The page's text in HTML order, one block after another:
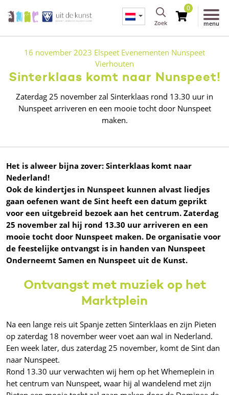
Zoek
0
menu
16 november 2023 Elspeet Evenementen Nunspeet
Vierhouten
Sinterklaas komt naar Nunspeet!
Zaterdag 25 november zal Sinterklaas rond 13.30 uur in
Nunspeet arriveren en een mooie tocht door Nunspeet
maken.
Het is alweer bijna zover: Sinterklaas komt naar
Nederland!
Ook de kindertjes in Nunspeet kunnen alvast liedjes
gaan oefenen want de Sint heeft een datum geprikt
voor een uitgebreid bezoek aan het centrum. Zaterdag
25 november zal hij rond 13.30 uur arriveren en een
mooie tocht door Nunspeet maken. De organisatie voor
de feestelijke ontvangst is in handen van Nunspeet
Onderneemt Samen en Nunspeet uit de Kunst.
Ontvangst met muziek op het
Marktplein
Na een lange reis uit Spanje zetten Sinterklaas en zijn Pieten
op zaterdag 18 november weer voet aan wal in Nederland.
Een week later, dus zaterdag 25 november, komt de Sint dan
naar Nunspeet.
Rond 13.30 uur verwachten wij hem op het Whemeplein in
het centrum van Nunspeet, waar hij al wandelend met zijn